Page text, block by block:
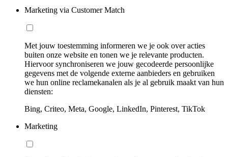
Marketing via Customer Match
Met jouw toestemming informeren we je ook over acties
buiten onze website en tonen we je relevante producten.
Hiervoor synchroniseren we jouw gecodeerde persoonlijke
gegevens met de volgende externe aanbieders en gebruiken
we hun online reclamekanalen als je al gebruik maakt van hun
diensten:
Bing, Criteo, Meta, Google, LinkedIn, Pinterest, TikTok
Marketing